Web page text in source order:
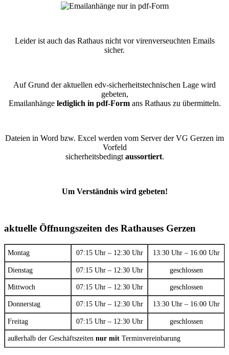
Leider ist auch das Rathaus nicht vor virenverseuchten Emails
sicher.
Auf Grund der aktuellen edv-sicherheitstechnischen Lage wird
gebeten,
Emailanhänge lediglich in pdf-Formans Rathaus zu übermitteln.
Dateien in Word bzw. Excel werden vom Server der VG Gerzen im
Vorfeld
sicherheitsbedingt aussortiert.
Um Verständnis wird gebeten!
aktuelle Öffnungszeiten des Rathauses Gerzen
Montag 07:15 Uhr – 12:30 Uhr 13:30 Uhr – 16:00 Uhr
Dienstag 07:15 Uhr – 12:30 Uhr geschlossen
Mittwoch 07:15 Uhr – 12:30 Uhr geschlossen
Donnerstag 07:15 Uhr – 12:30 Uhr 13:30 Uhr – 16:00 Uhr
Freitag 07:15 Uhr – 12:30 Uhr geschlossen
außerhalb der Geschäftszeiten nur mit Terminvereinbarung